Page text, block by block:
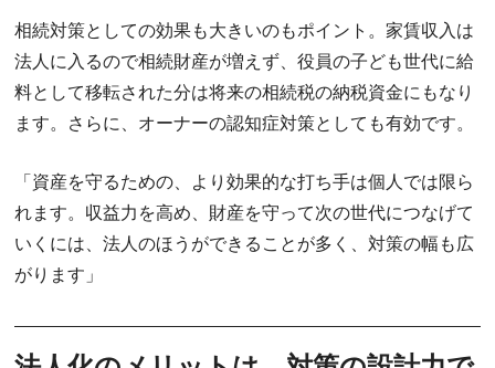
相続対策としての効果も大きいのもポイント。家賃収入は
法人に入るので相続財産が増えず、役員の子ども世代に給
料として移転された分は将来の相続税の納税資金にもなり
ます。さらに、オーナーの認知症対策としても有効です。
「資産を守るための、より効果的な打ち手は個人では限ら
れます。収益力を高め、財産を守って次の世代につなげて
いくには、法人のほうができることが多く、対策の幅も広
がります」